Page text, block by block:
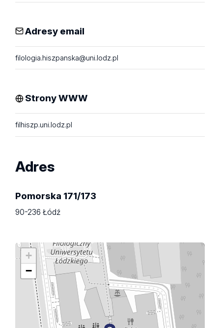
Adresy email
filologia.hiszpanska@uni.lodz.pl
Strony WWW
filhiszp.uni.lodz.pl
Adres
Pomorska 171/173
90-236 Łódź
+
−